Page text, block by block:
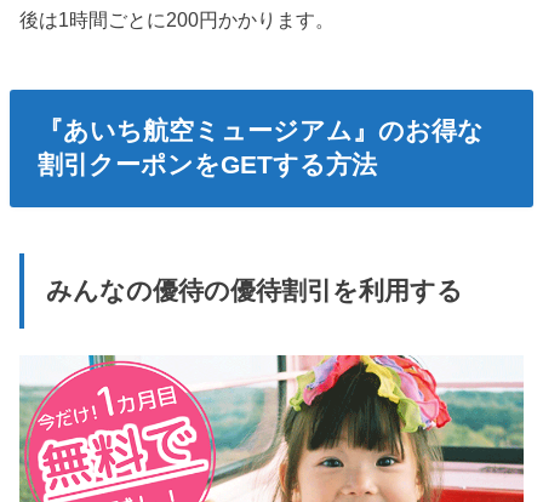
後は1時間ごとに200円かかります。
『あいち航空ミュージアム』のお得な
割引クーポンをGETする方法
みんなの優待の優待割引を利用する